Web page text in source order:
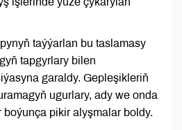
taýýarlan bu taslamasy
tapgyrlary bilen
garaldy. Gepleşikleriň
ugurlary, ady we onda
pikir alyşmalar boldy.